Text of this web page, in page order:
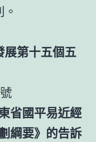
展第十五個五
省國平易近經
綱要》的告訴